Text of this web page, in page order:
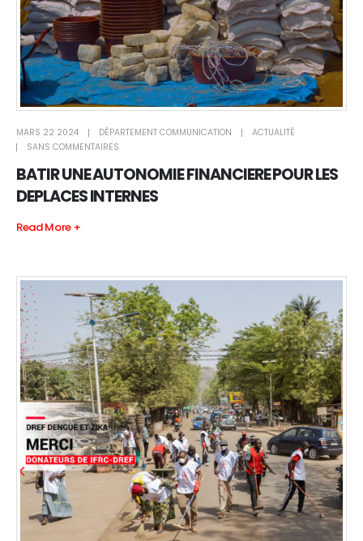
MARS 22 2024 DÉPARTEMENT COMMUNICATION
ACTUALITÉ
SANS COMMENTAIRES
BATIR UNE AUTONOMIE FINANCIERE POUR LES
DEPLACES INTERNES
Read More +